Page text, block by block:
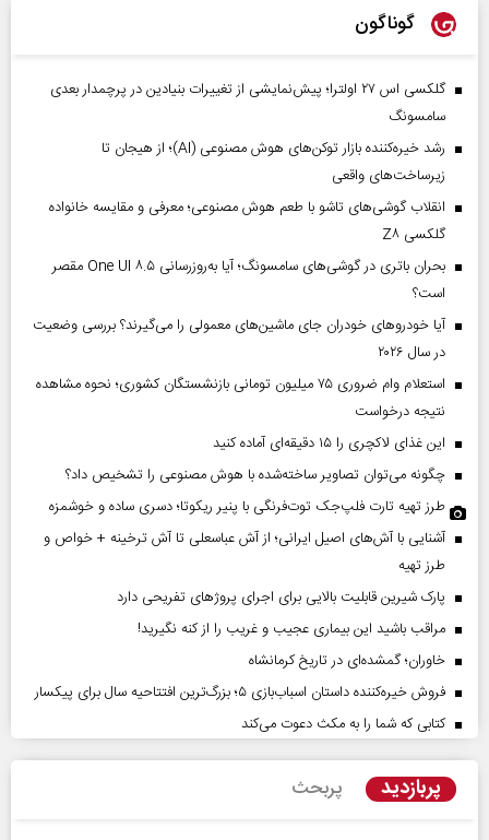
گوناگون
گلکسی اس ۲۷ اولترا؛ پیش‌نمایشی از تغییرات بنیادین در پرچمدار بعدی
سامسونگ
رشد خیره‌کننده بازار توکن‌های هوش مصنوعی (AI)؛ از هیجان تا
زیرساخت‌های واقعی
انقلاب گوشی‌های تاشو‌ با طعم هوش مصنوعی؛ معرفی و مقایسه خانواده
گلکسی Z۸
بحران باتری در گوشی‌های سامسونگ؛ آیا به‌روزرسانی One UI ۸.۵ مقصر
است؟
آیا خودروهای خودران جای ماشین‌های معمولی را می‌گیرند؟ بررسی وضعیت
در سال ۲۰۲۶
استعلام وام ضروری ۷۵ میلیون تومانی بازنشستگان کشوری؛ نحوه مشاهده
نتیجه درخواست
این غذای لاکچری را ۱۵ دقیقه‌ای آماده کنید
چگونه می‌توان تصاویر ساخته‌شده با هوش مصنوعی را تشخیص داد؟
طرز تهیه تارت فلپ‌جک توت‌فرنگی با پنیر ریکوتا؛ دسری ساده و خوشمزه
آشنایی با آش‌های اصیل ایرانی؛ از آش عباسعلی تا آش ترخینه + خواص و
طرز تهیه
پارک شیرین قابلیت‌ بالایی برای اجرای پروژهای تفریحی دارد
مراقب باشید این بیماری عجیب و غریب را از کنه نگیرید!
خاوران؛ گمشده‌ای در تاریخ کرمانشاه
فروش خیره‌کننده داستان اسباب‌بازی ۵؛ بزرگ‌ترین افتتاحیه سال برای پیکسار
کتابی که شما را به مکث دعوت می‌کند
پربازدید پربحث